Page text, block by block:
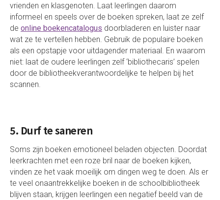
vrienden en klasgenoten. Laat leerlingen daarom
informeel en speels over de boeken spreken, laat ze zelf
de online boekencatalogus doorbladeren en luister naar
wat ze te vertellen hebben. Gebruik de populaire boeken
als een opstapje voor uitdagender materiaal. En waarom
niet: laat de oudere leerlingen zelf ‘bibliothecaris’ spelen
door de bibliotheekverantwoordelijke te helpen bij het
scannen.
5. Durf te saneren
Soms zijn boeken emotioneel beladen objecten. Doordat
leerkrachten met een roze bril naar de boeken kijken,
vinden ze het vaak moeilijk om dingen weg te doen. Als er
te veel onaantrekkelijke boeken in de schoolbibliotheek
blijven staan, krijgen leerlingen een negatief beeld van de